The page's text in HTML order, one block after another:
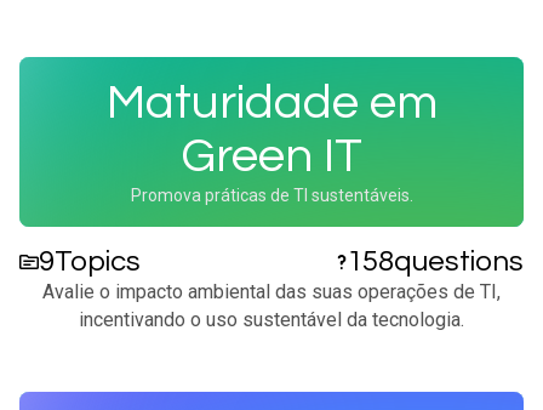
Maturidade em
Green IT
Promova práticas de TI sustentáveis.
9Topics 158questions
Avalie o impacto ambiental das suas operações de TI,
incentivando o uso sustentável da tecnologia.​